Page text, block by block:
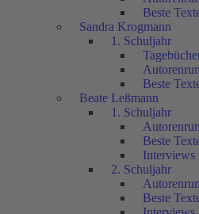
Beste
Sandra Krogmann
1. Schuljahr
Beste
Beate Leßmann
1. Schuljahr
Beste
Interviews
2. Schuljahr
Beste